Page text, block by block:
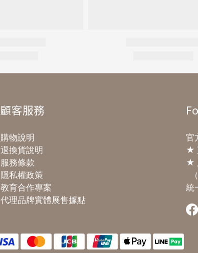
顧客服務
購物說明
退換貨說明
服務條款
隱私權政策
教育合作專案
代理品牌實體展售據點
官
★
★
統